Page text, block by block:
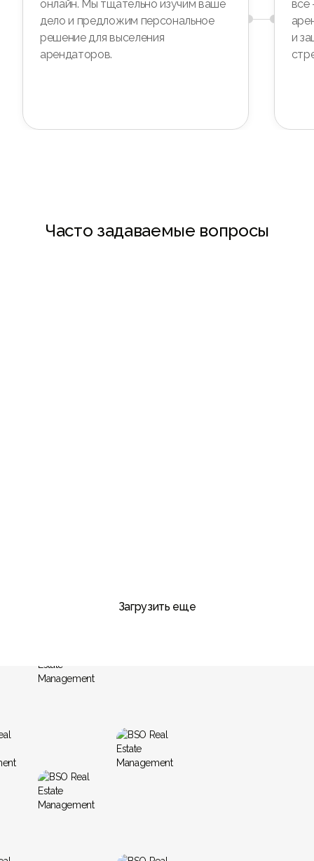
онлайн. Мы тщательно изучим ваше
дело и предложим персональное
решение для выселения
арендаторов.
всё
и
Часто задаваемые вопросы
Загрузить еще